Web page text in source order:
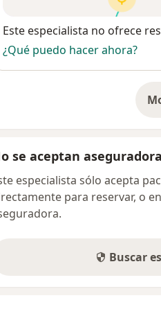
Disponibilidad
Este especialista no ofrece
¿Qué puedo hacer ahora?
se aceptan
especialista sólo acepta
para reservar, o
Buscar